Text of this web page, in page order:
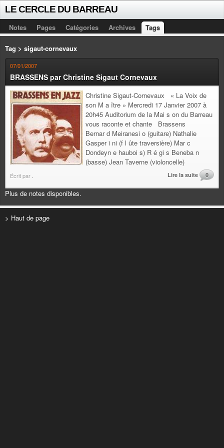
LE CERCLE DU BARREAU
Notes Pages Catégories Archives Tags
Tag > sigaut-cornevaux
07/01/2007
BRASSENS par Christine Sigaut Cornevaux
Christine Sigaut-Cornevaux « La Voix de
son M a ître » Mercredi 17 Janvier 2007 à
20h45 Auditorium de la Mai s on du Barreau
vous raconte et chante Brassens
Bernar d Meiranesi o (guitare) Nathalie
Gasper i ni (f l ûte traversière) Mar c
Dondeyn e hauboi s) R é gi s Beneba n
(basse) Jean Taverne (violoncelle)
Écrit par Lire la suite 0
Plus de notes disponibles.
> Haut de page